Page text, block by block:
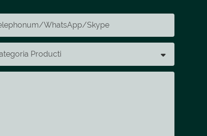
whatsApp/skype
Producti